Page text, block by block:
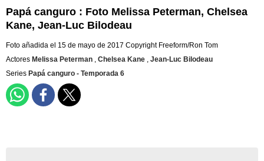
Papá canguro : Foto Melissa Peterman, Chelsea
Kane, Jean-Luc Bilodeau
Foto añadida el 15 de mayo de 2017 Copyright Freeform/Ron Tom
Actores Melissa Peterman , Chelsea Kane , Jean-Luc Bilodeau
Series Papá canguro - Temporada 6